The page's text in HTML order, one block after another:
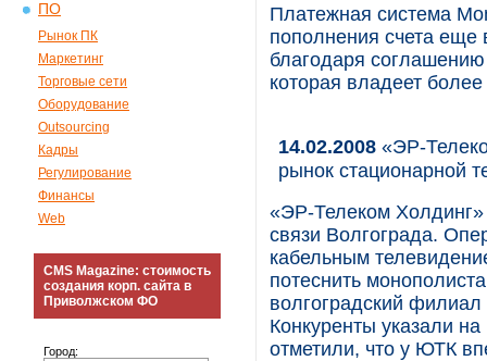
ПО
Рынок ПК
Маркетинг
Торговые сети
Оборудование
Outsourcing
Кадры
Регулирование
Финансы
Web
CMS Magazine: стоимость
создания корп. сайта в
Приволжском ФО
Город:
Платежная система
пополнения счета еще
благодаря
которая владеет
14.02.2008 «ЭР-
рынок стационарной
«ЭР-Телеком Холдинг»
связи Волгограда.
кабельным
потеснить
волгоградский
Конкуренты указали
отметили, что у ЮТК